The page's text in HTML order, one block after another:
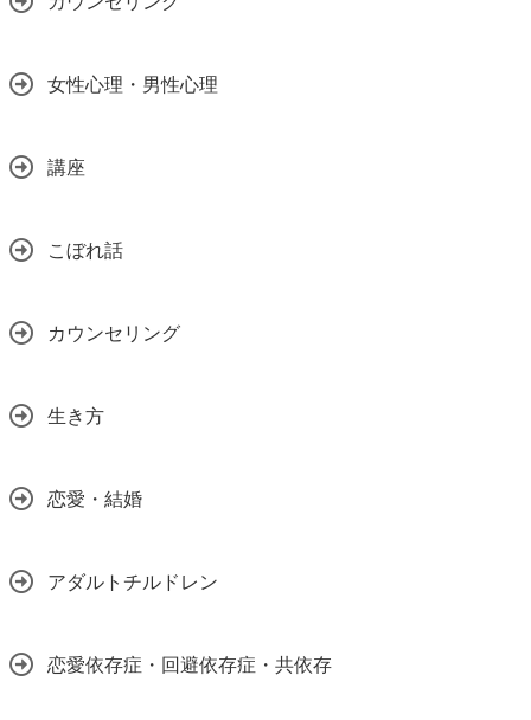
女性心理・男性心理
講座
こぼれ話
カウンセリング
生き方
恋愛・結婚
アダルトチルドレン
恋愛依存症・回避依存症・共依存